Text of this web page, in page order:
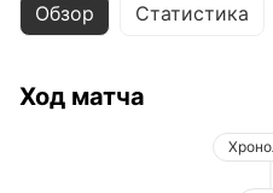
Обзор Статистика
Ход матча